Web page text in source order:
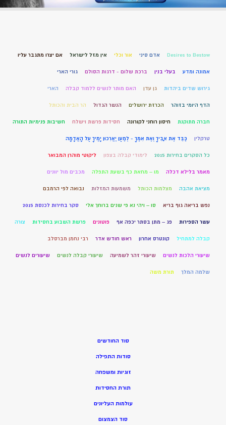
Desires to Bestow אדם סיני אור וכלי אין מזל לישראל אם יצרו מתגבר עליו
אמונה ומדע בעלי בנין ברכת שלום - דרגות הסולם גורי הארי
גירוש שדים ביהדות גן עדן האם מותר לנשים ללמוד קבלה הארי
הדף היומי בזוהר הכרזת ירושלים הנשר הגדול הר הבית והכותל
חברה מתוקנת חיסון רוחני לקורונה חסידות פרשת וישלח חשיבות פנימיות התורה
טרקלין כַּבֵּד אֶת אָבִיךָ וְאֶת אִמֶּךָ - לְמַעַן יַאֲרִכוּן יָמֶיךָ עַל הָאֲדָמָה
כל הסקרים בחירות 2015 לימודי קבלה בצפון ליקוטי מוהרן המבואר
מאמר בלילא דכלה מו – מחאת כף בשעת התפלה מכבים מול יוונים
מציאת אהבה מצלמות הכותל משמעות המזלות נבואה לפי הרמבם
נפש בריאה גוף בריא סו – ויהי נא פי שנים ברוחך אלי סקר בחירות לכנסת 2015
עשר הספירות פג – מתן בסתר יכפה אף פוטונים פרשת השבוע בחסידות צורה
קבלה למתחיל קונטרס אחרון ראש חודש אדר רבי נחמן מברסלב
שיעורי הלכות לנשים שיעורי זהר לשמיעה שיעורי קבלה לנשים שיעורים לנשים
שלמה המלך תורת משה
סוד החודשים
סודות התפילה
זוגיות ומשפחה
תורת החסידות
עולמות העליונים
סוד הצמצום